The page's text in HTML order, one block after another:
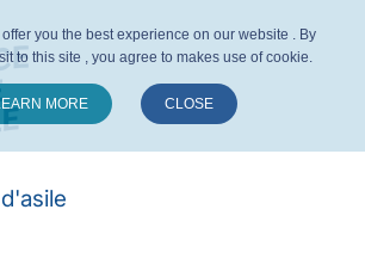
you the best experience on our website . By
to this site , you agree to makes use of cookie.
MORE CLOSE